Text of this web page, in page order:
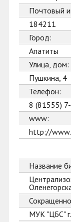
Почтовый
184211
Город:
Апатиты
Улица, дом:
Пушкина, 4
Телефон:
8 (81555)
www:
http://
Название
МУК "ЦБС"